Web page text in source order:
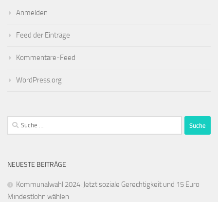
Anmelden
Feed der Einträge
Kommentare-Feed
WordPress.org
Suche
nach:
NEUESTE BEITRÄGE
Kommunalwahl 2024: Jetzt soziale Gerechtigkeit und 15 Euro
Mindestlohn wählen